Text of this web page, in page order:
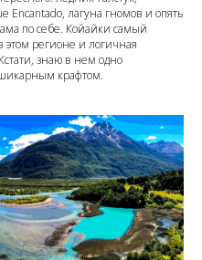
Encantado, лагуна гномов и опять
по себе. Койайки самый
регионе и логичная
знаю в нем одно
крафтом.